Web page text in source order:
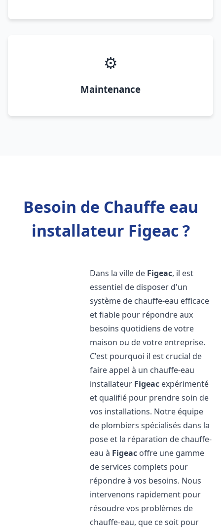
⚙️
Maintenance
Besoin de Chauffe eau
installateur Figeac ?
Dans la ville de Figeac, il est
essentiel de disposer d'un
système de chauffe-eau efficace
et fiable pour répondre aux
besoins quotidiens de votre
maison ou de votre entreprise.
C'est pourquoi il est crucial de
faire appel à un chauffe-eau
installateur Figeac expérimenté
et qualifié pour prendre soin de
vos installations. Notre équipe
de plombiers spécialisés dans la
pose et la réparation de chauffe-
eau à Figeac offre une gamme
de services complets pour
répondre à vos besoins. Nous
intervenons rapidement pour
résoudre vos problèmes de
chauffe-eau, que ce soit pour